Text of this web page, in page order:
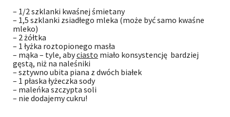
– 1/2 szklanki kwaśnej śmietany
– 1,5 szklanki zsiadłego mleka (może być samo kwaśne
mleko)
– 2 żółtka
– 1 łyżka roztopionego masła
– mąka – tyle, abyciasto miało konsystencję bardziej
gęstą, niż na naleśniki
– sztywno ubita piana z dwóch białek
– 1 płaska łyżeczka sody
– maleńka szczypta soli
– nie dodajemy cukru!